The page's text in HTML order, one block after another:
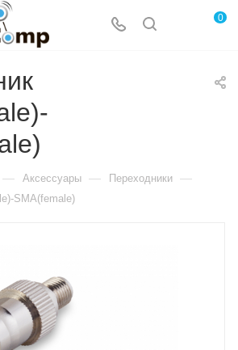
0
— Аксессуары — Переходники —
SMA(female)